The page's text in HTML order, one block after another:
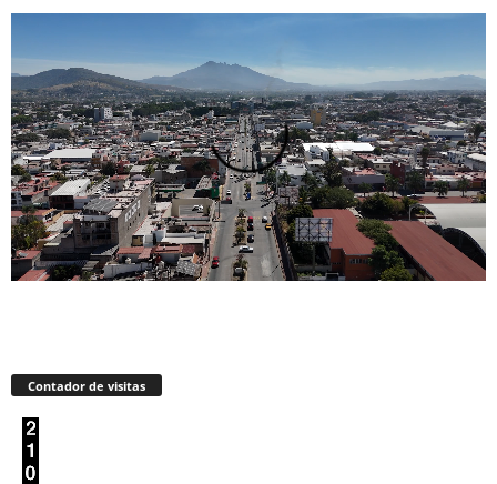
Contador de visitas